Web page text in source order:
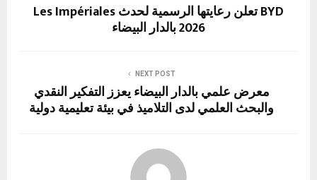
BYD تعلن رعايتها الرسمية لحدث Les Impériales
2026 بالدار البيضاء
NEXT POST
معرض علمي بالدار البيضاء يعزز التفكير النقدي
والبحث العلمي لدى التلاميذ في بيئة تعليمية دولية